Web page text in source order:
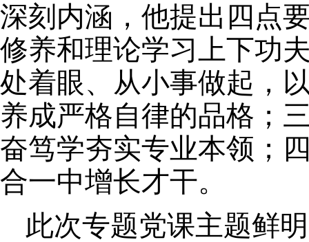
深刻内涵，他提出四点
修养和理论学习上下功
处着眼、从小事做起，
养成严格自律的品格；
奋笃学夯实专业本领；
合一中增长才干。
此次专题党课主题鲜